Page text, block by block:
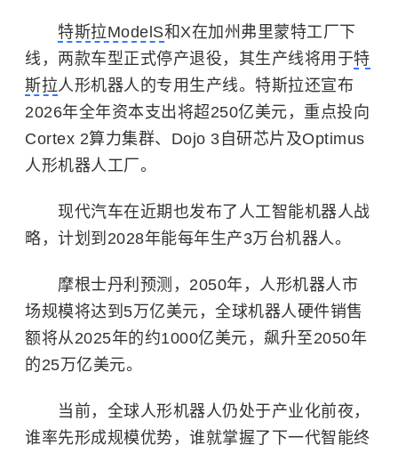
特斯拉ModelS和X在加州弗里蒙特工厂下
线，两款车型正式停产退役，其生产线将用于特
斯拉人形机器人的专用生产线。特斯拉还宣布
2026年全年资本支出将超250亿美元，重点投向
Cortex 2算力集群、Dojo 3自研芯片及Optimus
人形机器人工厂。
现代汽车在近期也发布了人工智能机器人战
略，计划到2028年能每年生产3万台机器人。
摩根士丹利预测，2050年，人形机器人市
场规模将达到5万亿美元，全球机器人硬件销售
额将从2025年的约1000亿美元，飙升至2050年
的25万亿美元。
当前，全球人形机器人仍处于产业化前夜，
谁率先形成规模优势，谁就掌握了下一代智能终